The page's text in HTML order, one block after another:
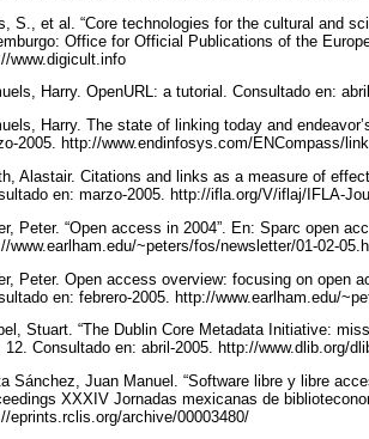
S., et al. “Core technologies for the cultural and
Office for Official Publications of the
www.digicult.info
Harry. OpenURL: a tutorial. Consultado en:
Harry. The state of linking today and
2005. http://www.endinfosys.com/ENCompass/
Alastair. Citations and links as a measure of
en: marzo-2005. http://ifla.org/V/iflaj/IFLA-
Peter. “Open access in 2004”. En: Sparc open
www.earlham.edu/~peters/fos/newsletter/01-02-
Peter. Open access overview: focusing on open
en: febrero-2005. http://www.earlham.edu/
Stuart. “The Dublin Core Metadata Initiative:
12. Consultado en: abril-2005. http://www.dlib.org/
Sánchez, Juan Manuel. “Software libre y libre
XXXIV Jornadas mexicanas de
eprints.rclis.org/archive/00003480/